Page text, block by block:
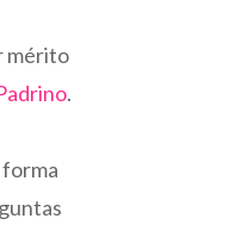
mérito
.